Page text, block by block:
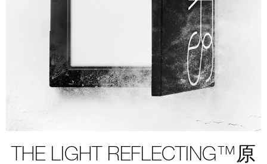
THE LIGHT REFLECTING™原